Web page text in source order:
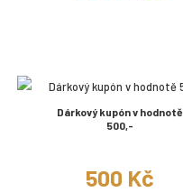
Dárkový kupón v hodnotě
500,-
500 Kč